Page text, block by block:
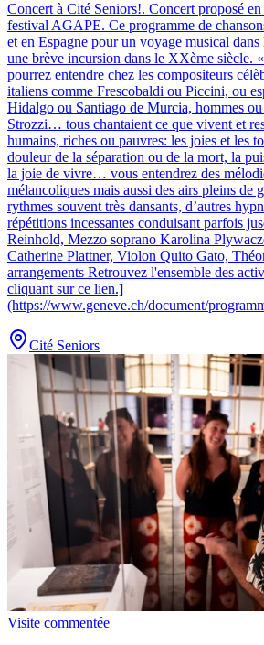
Concert à Cité Seniors!. Concert proposé
festival AGAPE. Ce programme de
et en Espagne pour un voyage musical dans
une brève incursion dans le XXème siècle.
pourrez entendre chez les compositeurs
italiens comme Frescobaldi ou Piccini, ou
Hidalgo ou Santiago de Murcia, hommes
Strozzi… tous chantaient ce que vivent et
humains, riches ou pauvres: les joies et les
douleur de la séparation ou de la mort, la
la joie de vivre… vous entendrez des
mélancoliques mais aussi des airs pleins de
rythmes souvent très dansants, d’autres
répétitions incessantes conduisant parfois
Reinhold, Mezzo soprano Karolina
Catherine Plattner, Violon Quito Gato,
arrangements Retrouvez l'ensemble des
cliquant sur ce lien.]
(https://www.geneve.ch/document/
Cité Seniors
Visite commentée